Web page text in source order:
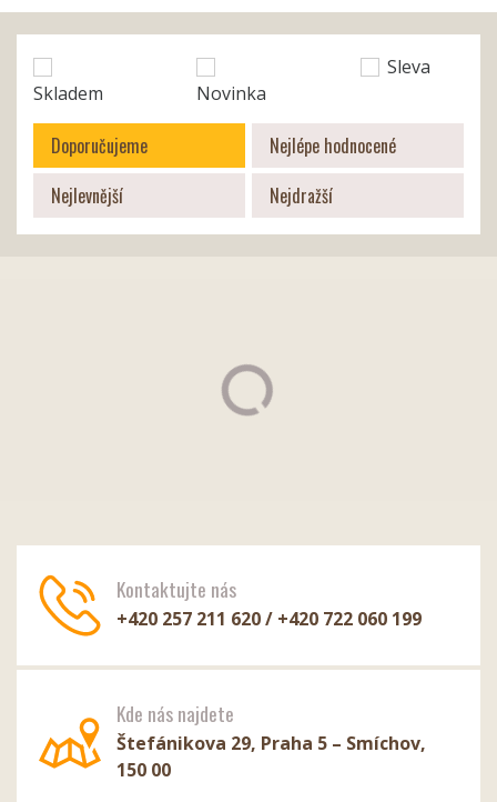
Skladem Novinka
Sleva
Doporučujeme
Nejlépe hodnocené
Nejlevnější
Nejdražší
Kontaktujte nás
+420 257 211 620 / +420 722 060 199
Kde nás najdete
Štefánikova 29, Praha 5 – Smíchov,
150 00